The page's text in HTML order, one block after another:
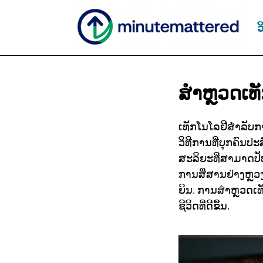
ສຳຫຼວດເ
ເທັກໂນໂລຢີສຳລັບ
ວິທີການທີ່ບຸກຄົນປະ
ສະລິຍະທີ່ສາມາດປັ
ການສື່ສານຢ່າງຫຼ
ຍິນ. ການສຳຫຼວດເ
ຊີວິດທີ່ດີຂຶ້ນ.